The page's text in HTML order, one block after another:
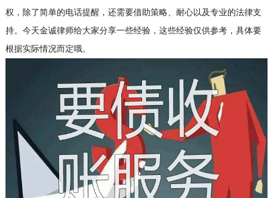
权，除了简单的电话提醒，还需要借助策略、耐心以及专业的法律支
持。今天金诚律师给大家分享一些经验，这些经验仅供参考，具体要
根据实际情况而定哦。